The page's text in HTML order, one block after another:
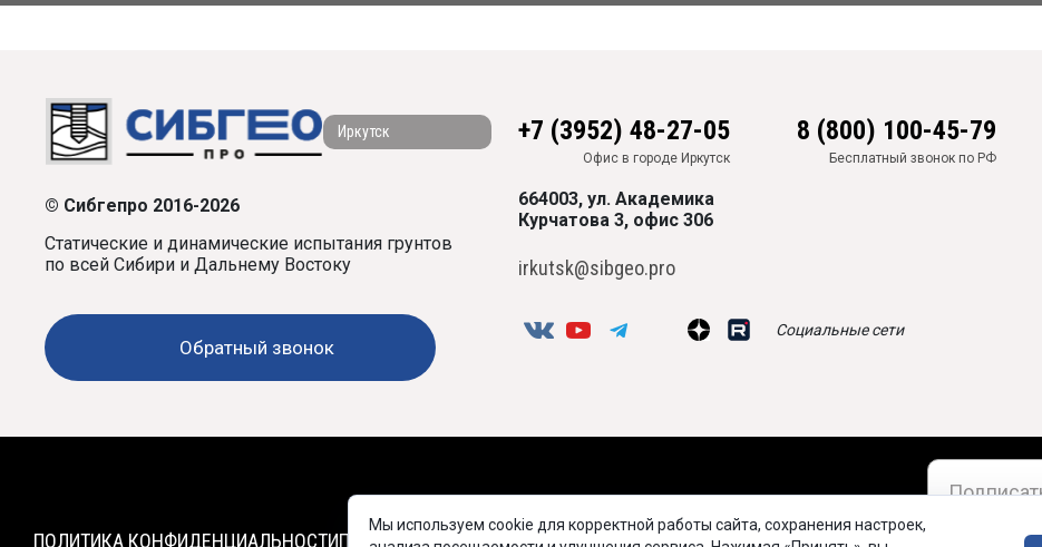
Иркутск
© Сибгепро 2016-2026
Статические и динамические испытания грунтов
по всей Сибири и Дальнему Востоку
Обратный звонок
+7 (3952) 48-27-05
Офис в городе Иркутск
8 (800) 100-45-79
Бесплатный звонок по РФ
664003, ул. Академика
Курчатова 3, офис 306
irkutsk@sibgeo.pro
Социальные сети
ПОЛИТИКА КОНФИДЕНЦИАЛЬНОСТИПРАЙС-ЛИСТДОКУМЕНТАЦИЯ
Мы используем cookie для корректной работы сайта, сохранения настроек,